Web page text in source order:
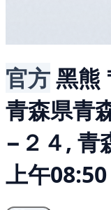
官方黑熊
青森県青
−２４, 青
上午08:50